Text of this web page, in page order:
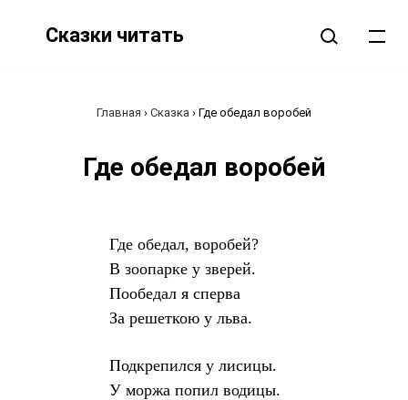
Сказки читать
Главная › Сказка › Где обедал воробей
Где обедал воробей
Где обедал, воробей?
В зоопарке у зверей.
Пообедал я сперва
За решеткою у льва.
Подкрепился у лисицы.
У моржа попил водицы.